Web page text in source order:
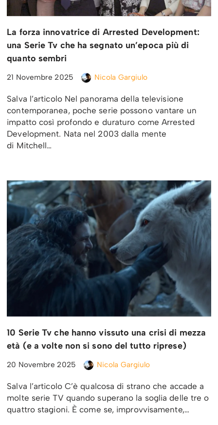
La forza innovatrice di Arrested Development:
una Serie Tv che ha segnato un’epoca più di
quanto sembri
21 Novembre 2025 Nicola Gargiulo
Salva l’articolo Nel panorama della televisione
contemporanea, poche serie possono vantare un
impatto così profondo e duraturo come Arrested
Development. Nata nel 2003 dalla mente
di Mitchell…
10 Serie Tv che hanno vissuto una crisi di mezza
età (e a volte non si sono del tutto riprese)
20 Novembre 2025 Nicola Gargiulo
Salva l’articolo C’è qualcosa di strano che accade a
molte serie TV quando superano la soglia delle tre o
quattro stagioni. È come se, improvvisamente,…